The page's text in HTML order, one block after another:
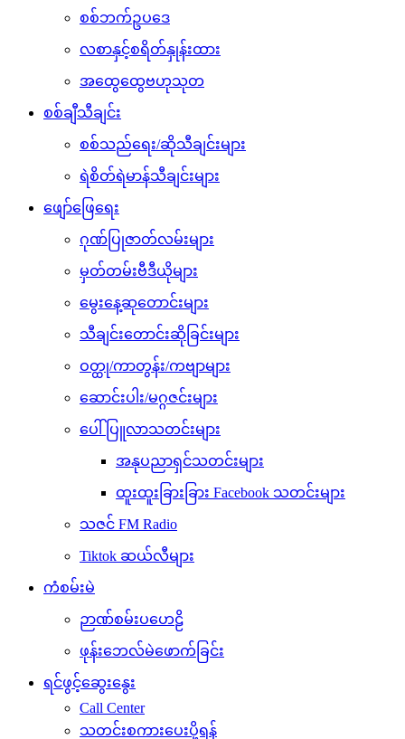
စစ်ဘက်ဥပဒေ
လစာနှင့်စရိတ်နှုန်းထား
အထွေထွေဗဟုသုတ
စစ်ချီသီချင်း
စစ်သည်ရေး/ဆိုသီချင်းများ
ရဲစိတ်ရဲမာန်သီချင်းများ
ဖျော်ဖြေရေး
ဂုဏ်ပြုဇာတ်လမ်းများ
မှတ်တမ်းဗီဒီယိုများ
မွေးနေ့ဆုတောင်းများ
သီချင်းတောင်းဆိုခြင်းများ
ဝတ္ထု/ကာတွန်း/ကဗျာများ
ဆောင်းပါး/မဂ္ဂဇင်းများ
ပေါ်ပြူလာသတင်းများ
အနုပညာရှင်သတင်းများ
ထူးထူးခြားခြား Facebook သတင်းများ
သဇင် FM Radio
Tiktok ဆယ်လီများ
ကံစမ်းမဲ
ဉာဏ်စမ်းပဟေဠိ
ဖုန်းဘေလ်မဲဖောက်ခြင်း
ရင်ဖွင့်ဆွေးနွေး
Call Center
သတင်းစကားပေးပို့ရန်